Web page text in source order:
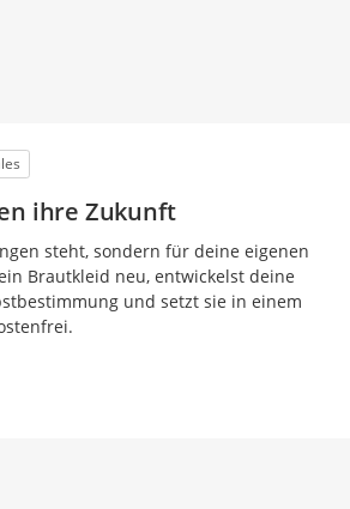
ihre Zukunft
steht, sondern für deine eigenen
Brautkleid neu, entwickelst deine
und setzt sie in einem